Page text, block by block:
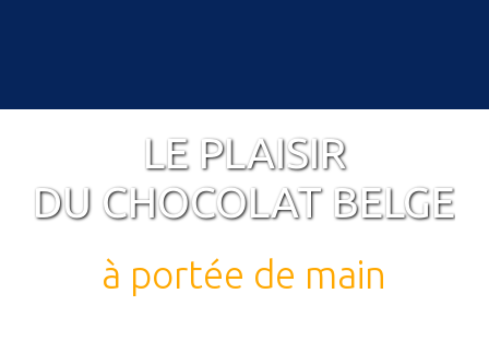
Accueil
A propos de nous
Cadeaux
Nos boutiques à rabat
Chocolats & gourmandises
LE PLAISIR
DU CHOCOLAT BELGE
à portée de main